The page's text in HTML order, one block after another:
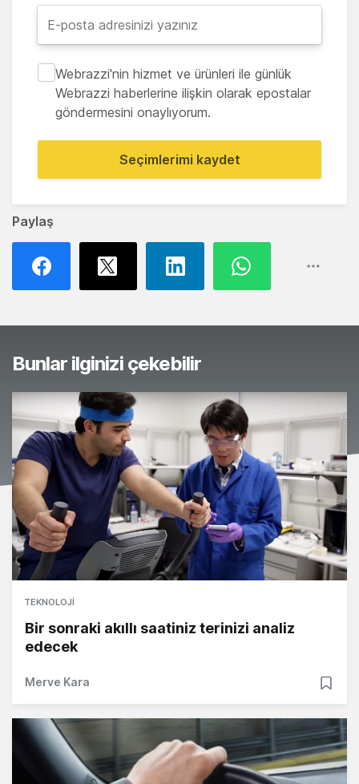
Paylaş
Webrazzi'nin hizmet ve ürünleri ile günlük
Webrazzi haberlerine ilişkin olarak epostalar
göndermesini onaylıyorum.
Seçimlerimi kaydet
Bunlar ilginizi çekebilir
TEKNOLOJI
Bir sonraki akıllı saatiniz terinizi analiz
edecek
Merve Kara